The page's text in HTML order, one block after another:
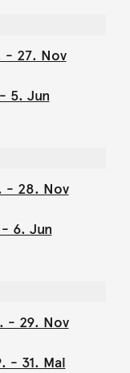
- 27. Nov
5. Jun
- 28. Nov
6. Jun
- 29. Nov
- 31. Mai